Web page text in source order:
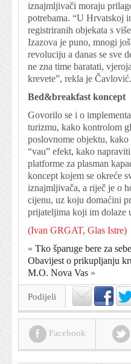
iznajmljivači moraju
potrebama. “U Hrvatskoj
registriranih objekata s
Izazova je puno, mnogi
revoluciju a danas se sve
ne zna time baratati,
krevete”, rekla je Čavlović.
Bed&breakfast koncept
Govorilo se i o
turizmu, kako kontrolom
poslovnome objektu,
“vau” efekt, kako
platforme za plasman
koncept kojem se okreće
iznajmljivača, a riječ je o
cijenu, uz koju domaćini
prijateljima koji im dolaze
(Ivan GRGAT, Glas Istre)
« Tko šparuge bere za
Obavijest o prikupljanju
M.O. Nova Vas »
Podijeli
Facebook